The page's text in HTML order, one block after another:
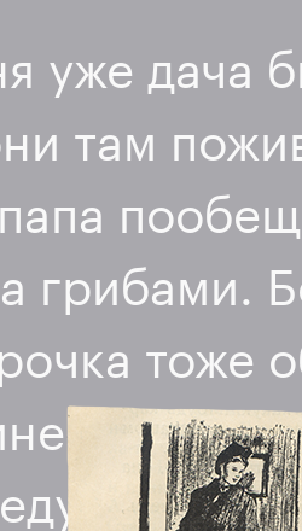
уже дача
там
грибами.
тоже
было
—